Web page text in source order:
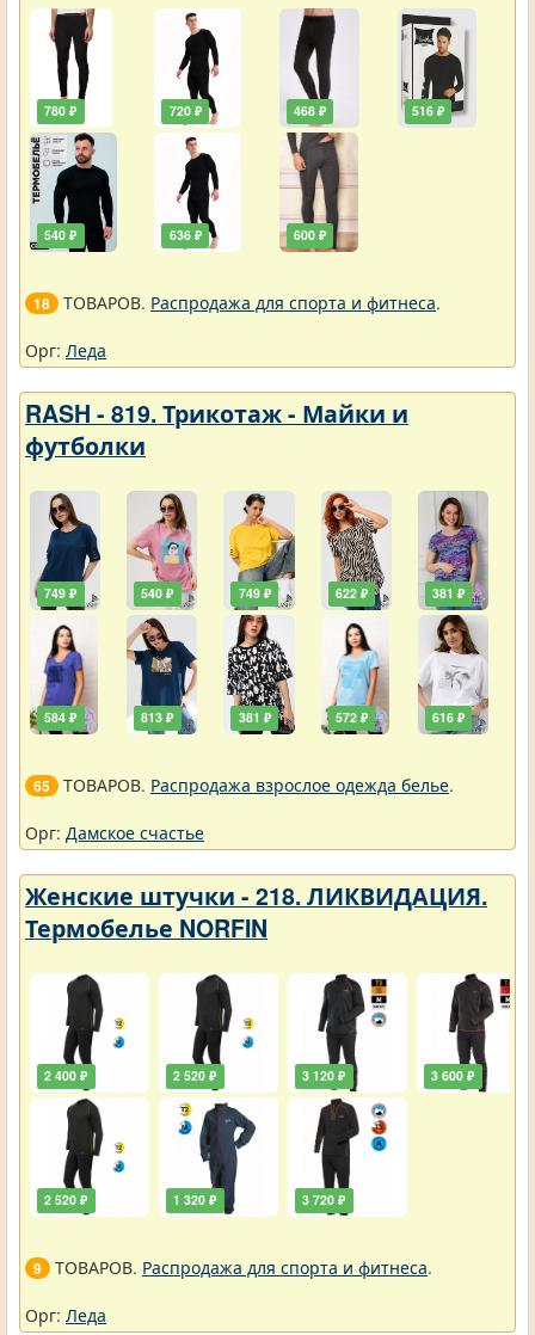
780 ₽
540 ₽
720 ₽
636 ₽
468 ₽
600 ₽
516 ₽
18 ТОВАРОВ. Распродажа для спорта и фитнеса.
Орг: Леда
RASH - 819. Трикотаж - Майки и
футболки
749 ₽
584 ₽
540 ₽
813 ₽
749 ₽
381 ₽
622 ₽
572 ₽
381 ₽
616 ₽
65 ТОВАРОВ. Распродажа взрослое одежда белье.
Орг: Дамское счастье
Женские штучки - 218. ЛИКВИДАЦИЯ.
Термобелье NORFIN
2 400 ₽
2 520 ₽
2 520 ₽
1 320 ₽
3 120 ₽
3 720 ₽
3 600 ₽
9 ТОВАРОВ. Распродажа для спорта и фитнеса.
Орг: Леда